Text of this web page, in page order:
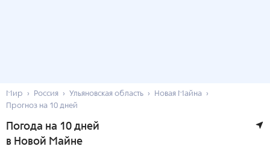
Мир Россия Ульяновская область
Новая Майна
Прогноз на 10 дней
Погода на 10 дней
в Новой Майне